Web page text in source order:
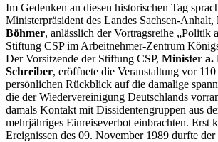
Im Gedenken an diesen historischen Tag
Ministerpräsident des Landes Sachsen-Anhalt,
Böhmer, anlässlich der Vortragsreihe „Politik
Stiftung CSP im Arbeitnehmer-Zentrum
Der Vorsitzende der Stiftung CSP, Minister a.
Schreiber, eröffnete die Veranstaltung vor
persönlichen Rückblick auf die damalige
die der Wiedervereinigung Deutschlands
damals Kontakt mit Dissidentengruppen aus
mehrjähriges Einreiseverbot einbrachten. Erst
Ereignissen des 09. November 1989 durfte der